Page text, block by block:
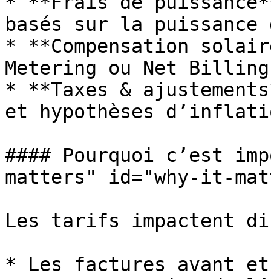
basés sur la puissance
* **Compensation
Metering ou Net
* **Taxes &
et hypothèses
#### Pourquoi c’est
matters" id="why-it-
Les tarifs impactent
* Les factures avant